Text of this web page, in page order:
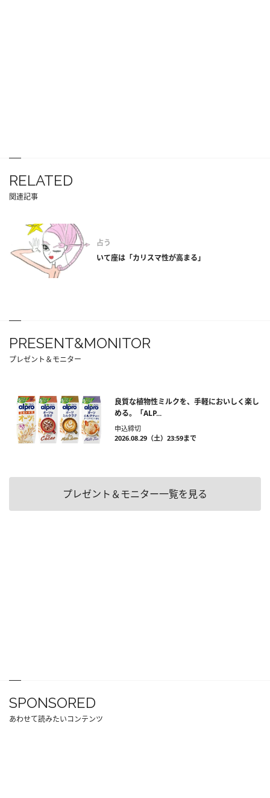
RELATED
関連記事
占う
いて座は「カリスマ性が高まる」
PRESENT&MONITOR
プレゼント＆モニター
良質な植物性ミルクを、手軽においしく楽し
める。「ALP...
申込締切
2026.08.29（土）23:59まで
プレゼント＆モニター一覧を見る
SPONSORED
あわせて読みたいコンテンツ